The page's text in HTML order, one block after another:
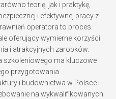
teorię, jak i praktykę,
i efektywnej pracy z
operatora to proces
oferujący wymierne korzyści
i atrakcyjnych zarobków.
szkoleniowego ma kluczowe
przygotowania
i budownictwa w Polsce i
na wykwalifikowanych